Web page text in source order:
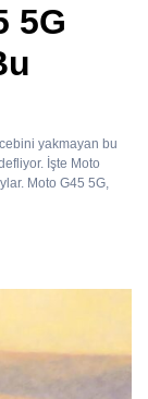
5G
cebini yakmayan bu
İşte Moto
Moto G45 5G,